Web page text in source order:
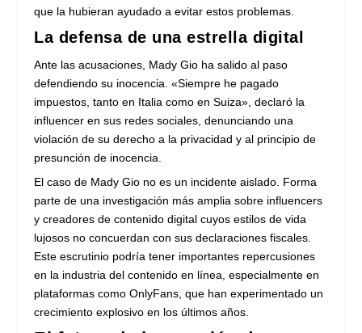
que la hubieran ayudado a evitar estos problemas.
La defensa de una estrella digital
Ante las acusaciones, Mady Gio ha salido al paso
defendiendo su inocencia. «Siempre he pagado
impuestos, tanto en Italia como en Suiza», declaró la
influencer en sus redes sociales, denunciando una
violación de su derecho a la privacidad y al principio de
presunción de inocencia.
El caso de Mady Gio no es un incidente aislado. Forma
parte de una investigación más amplia sobre influencers
y creadores de contenido digital cuyos estilos de vida
lujosos no concuerdan con sus declaraciones fiscales.
Este escrutinio podría tener importantes repercusiones
en la industria del contenido en línea, especialmente en
plataformas como OnlyFans, que han experimentado un
crecimiento explosivo en los últimos años.